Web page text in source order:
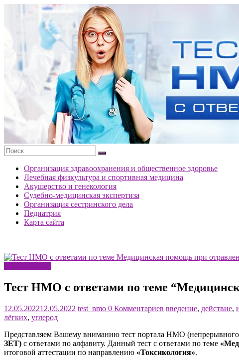
содержимому
портала
ответами
Организация здравоохранения и общественное здоровье
Лечебная физкультура и спортивная медицина
Акушерство и генекология
Судебно-медицинская экспертиза
Организация сестринского дела
Педиатрия
Карта сайта
Тест НМО с ответами по теме
12.05.202212.05.2022 test_nmo 0 Комментариев введение, действие,
лёгких, углерод
Представляем Вашему вниманию тест портала НМО (непрерывного
ЗЕТ) с ответами по алфавиту. Данный тест с ответами по теме
итоговой аттестации по направлению «Токсикология».